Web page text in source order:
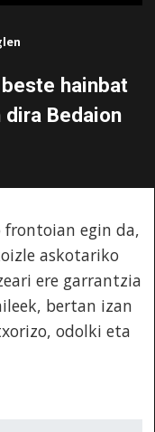
hainbat
Bedaion
frontoian egin da,
askotariko
ere garrantzia
bertan izan
odolki eta